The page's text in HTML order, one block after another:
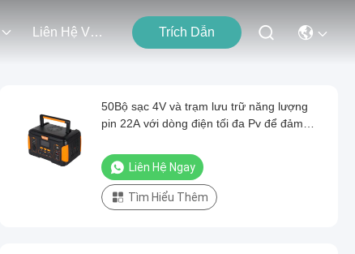
Liên Hệ Với Chúng Tôi Trích Dẫn
50Bộ sạc 4V và trạm lưu trữ năng lượng
pin 22A với dòng điện tối đa Pv để đảm
Liên Hệ Ngay
Tìm Hiểu Thêm